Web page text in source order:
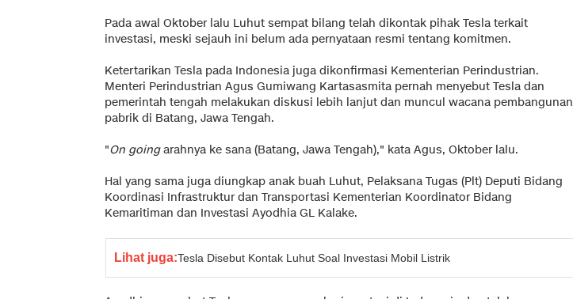
Pada awal Oktober lalu Luhut sempat bilang telah dikontak pihak Tesla terkait
investasi, meski sejauh ini belum ada pernyataan resmi tentang komitmen.
Ketertarikan Tesla pada Indonesia juga dikonfirmasi Kementerian Perindustrian.
Menteri Perindustrian Agus Gumiwang Kartasasmita pernah menyebut Tesla dan
pemerintah tengah melakukan diskusi lebih lanjut dan muncul wacana pembangunan
pabrik di Batang, Jawa Tengah.
"On goingarahnya ke sana (Batang, Jawa Tengah)," kata Agus, Oktober lalu.
Hal yang sama juga diungkap anak buah Luhut, Pelaksana Tugas (Plt) Deputi Bidang
Koordinasi Infrastruktur dan Transportasi Kementerian Koordinator Bidang
Kemaritiman dan Investasi Ayodhia GL Kalake.
Lihat juga:Tesla Disebut Kontak Luhut Soal Investasi Mobil Listrik